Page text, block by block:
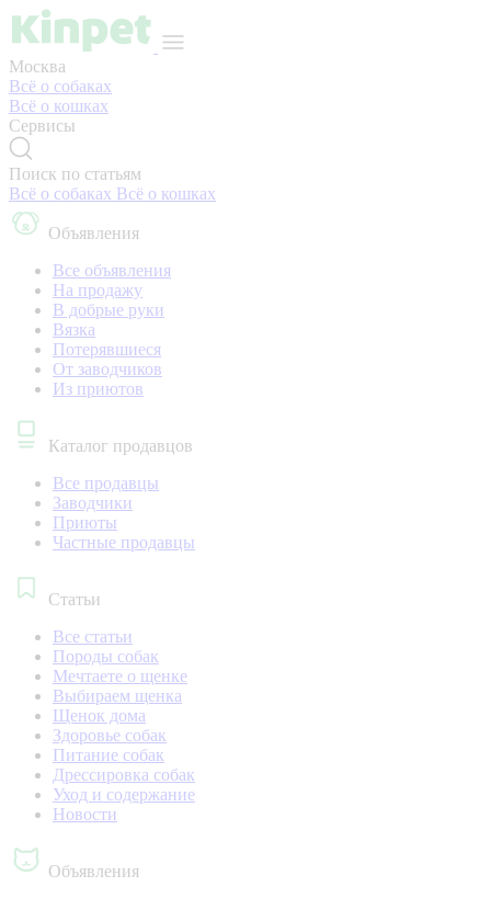
Москва
Всё о собаках
Всё о кошках
Сервисы
Поиск по статьям
Всё о собаках Всё о кошках
Объявления
Все объявления
На продажу
В добрые руки
Вязка
Потерявшиеся
От заводчиков
Из приютов
Каталог продавцов
Все продавцы
Заводчики
Приюты
Частные продавцы
Статьи
Все статьи
Породы собак
Мечтаете о щенке
Выбираем щенка
Щенок дома
Здоровье собак
Питание собак
Дрессировка собак
Уход и содержание
Новости
Объявления